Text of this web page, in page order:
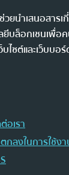
ยนำเสนอสารเ
บล็อกเชนเพื่อ
ซต์และเว็บบอร์
อเรา
กลงในการใช้ง